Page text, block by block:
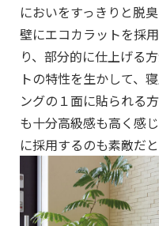
においをすっきりと脱
壁にエコカラットを採
り、部分的に仕上げる
トの特性を生かして、
ングの１面に貼られる
も十分高級感も高く感
に採用するのも素敵だと